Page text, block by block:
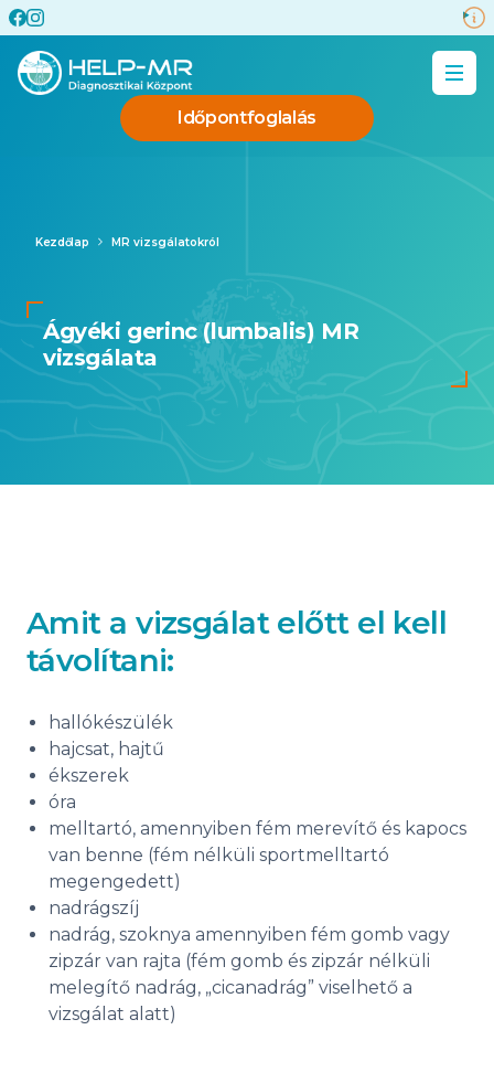
Időpontfoglalás
Kezdőlap MR vizsgálatokról
Ágyéki gerinc (lumbalis) MR
vizsgálata
Amit a vizsgálat előtt el kell
távolítani:
hallókészülék
hajcsat, hajtű
ékszerek
óra
melltartó, amennyiben fém merevítő és kapocs
van benne (fém nélküli sportmelltartó
megengedett)
nadrágszíj
nadrág, szoknya amennyiben fém gomb vagy
zipzár van rajta (fém gomb és zipzár nélküli
melegítő nadrág, „cicanadrág” viselhető a
vizsgálat alatt)